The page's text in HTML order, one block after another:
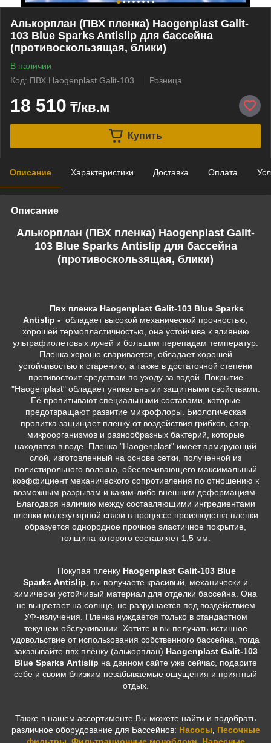
Алькорплан (ПВХ пленка) Haogenplast Galit-
103 Blue Sparks Antislip для бассейна
(противоскользящая, блики)
В наличии
Код: ПВХ Haogenplast Galit-103
Розница
18 510 ₸/кв.м
Купить
Описание Характеристики Доставка Оплата
Описание
Алькорплан (ПВХ пленка) Haogenplast Galit-
103 Blue Sparks Antislip для бассейна
(противоскользящая, блики)
Пвх пленка Haogenplast Galit-103 Blue Sparks
Antislip - обладает высокой механической прочностью,
хорошей термопластичностью, она устойчива к влиянию
ультрафиолетовых лучей и большим перепадам температур.
Пленка хорошо сваривается, обладает хорошей
устойчивостью к старению, а также в достаточной степени
противостоит средствам по уходу за водой. Покрытие
"Haogenplast" обладает уникальными защитными свойствами.
Её пропитывают специальными составами, которые
предотвращают развитие микрофлоры. Биологическая
пропитка защищает пленку от воздействия грибков, спор,
микроорганизмов и разнообразных бактерий, которые
находятся в воде. Пленка "Haogenplast" имеет армирующий
слой, изготовленный на основе сетки, полученной из
полистирольного волокна, обеспечивающего максимальный
коэффициент механического сопротивления по отношению к
возможным разрывам и каким-либо внешним деформациям.
Благодаря наличию между составляющими ингредиентами
пленки молекулярной связи в процессе производства пленки
образуется однородное прочное эластичное покрытие,
толщина которого составляет 1,5 мм.
Покупая пленку Haogenplast Galit-103 Blue
Sparks Antislip, вы получаете красивый, механически и
химически устойчивый материал для отделки бассейна. Она
не выцветает на солнце, не разрушается под воздействием
УФ-излучения. Пленка нуждается только в стандартном
текущем обслуживании. Хотите и вы получать истинное
удовольствие от использования собственного бассейна, тогда
заказывайте пвх плёнку (алькорплан) Haogenplast Galit-103
Blue Sparks Antislip на данном сайте уже сейчас, подарите
себе и своим близким незабываемые ощущения и приятный
отдых.
Также в нашем ассортименте Вы можете найти и подобрать
различное оборудование для Бассейнов: Насосы, Песочные